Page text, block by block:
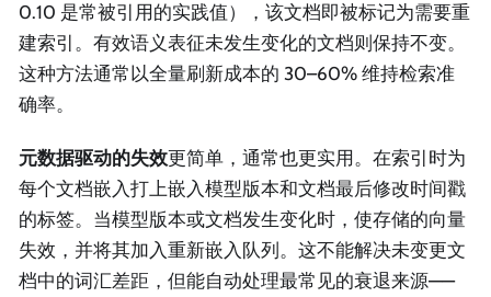
0.10 是常被引用的实践值），该文档即被标记为需要重
建索引。有效语义表征未发生变化的文档则保持不变。
这种方法通常以全量刷新成本的 30–60% 维持检索准
确率。
元数据驱动的失效更简单，通常也更实用。在索引时为
每个文档嵌入打上嵌入模型版本和文档最后修改时间戳
的标签。当模型版本或文档发生变化时，使存储的向量
失效，并将其加入重新嵌入队列。这不能解决未变更文
档中的词汇差距，但能自动处理最常见的衰退来源——